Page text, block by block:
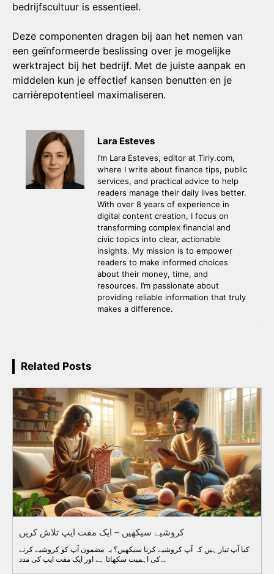
bedrijfscultuur is essentieel.
Deze componenten dragen bij aan het nemen van
een geïnformeerde beslissing over je mogelijke
werktraject bij het bedrijf. Met de juiste aanpak en
middelen kun je effectief kansen benutten en je
carrièrepotentieel maximaliseren.
Lara Esteves
I’m Lara Esteves, editor at Tiriy.com,
where I write about finance tips, public
services, and practical advice to help
readers manage their daily lives better.
With over 8 years of experience in
digital content creation, I focus on
transforming complex financial and
civic topics into clear, actionable
insights. My mission is to empower
readers to make informed choices
about their money, time, and
resources. I’m passionate about
providing reliable information that truly
makes a difference.
Related Posts
کروشیے سیکھیں – ایک مفت ایپ تلاش کریں
کیا آپ تیار ہیں کہ آپ کروشیے کرنا سیکھیں؟ یہ مضمون آپ کو کروشیے کرنے
کی اہمیت سکھاتا ہے اور ایک مفت ایپ کی مدد...